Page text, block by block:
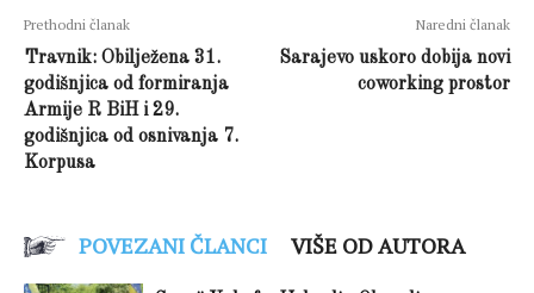
Prethodni članak
Travnik: Obilježena 31.
godišnjica od formiranja
Armije R BiH i 29.
godišnjica od osnivanja 7.
Korpusa
Naredni članak
Sarajevo uskoro dobija novi
coworking prostor
POVEZANI ČLANCI VIŠE OD AUTORA